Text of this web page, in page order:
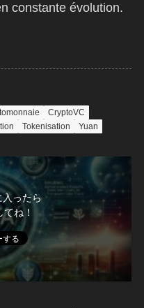
constante évolution.
CryptoVC
Tokenisation Yuan
入ったら
ね！